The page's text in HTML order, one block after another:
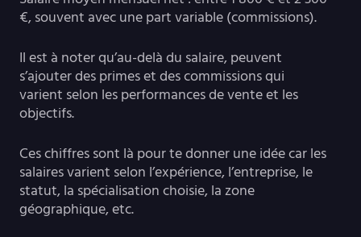
€, souvent avec une part variable (commissions).
Il est à noter qu’au-delà du salaire, peuvent
s’ajouter des primes et des commissions qui
varient selon les performances de vente et les
objectifs.
Ces chiffres sont là pour te donner une idée car les
salaires varient selon l’expérience, l’entreprise, le
statut, la spécialisation choisie, la zone
géographique, etc.